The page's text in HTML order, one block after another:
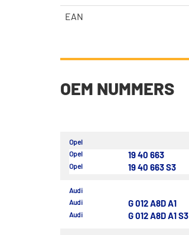
EAN
OEM NUMMERS
Opel
Opel
19 40 663
Opel 19 40 663 S3
Audi
Audi
G 012 A8D A1
Audi G 012 A8D A1 S3